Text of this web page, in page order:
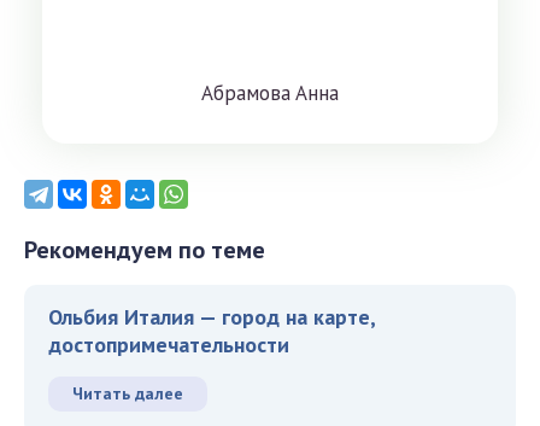
Aбрaмoвa Aннa
Рекомендуем по теме
Ольбия Италия — город на карте,
достопримечательности
Читать далее